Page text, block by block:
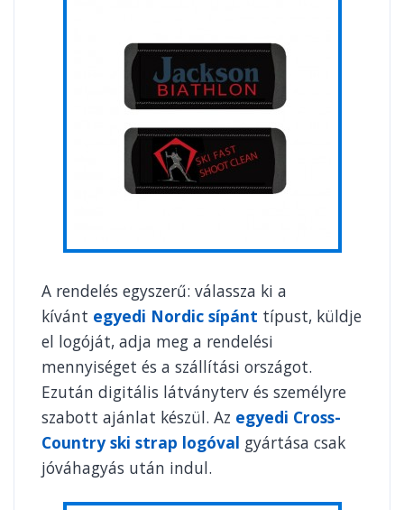
A rendelés egyszerű: válassza ki a
kívánt egyedi Nordic sípánt típust, küldje
el logóját, adja meg a rendelési
mennyiséget és a szállítási országot.
Ezután digitális látványterv és személyre
szabott ajánlat készül. Az egyedi Cross-
Country ski strap logóval gyártása csak
jóváhagyás után indul.